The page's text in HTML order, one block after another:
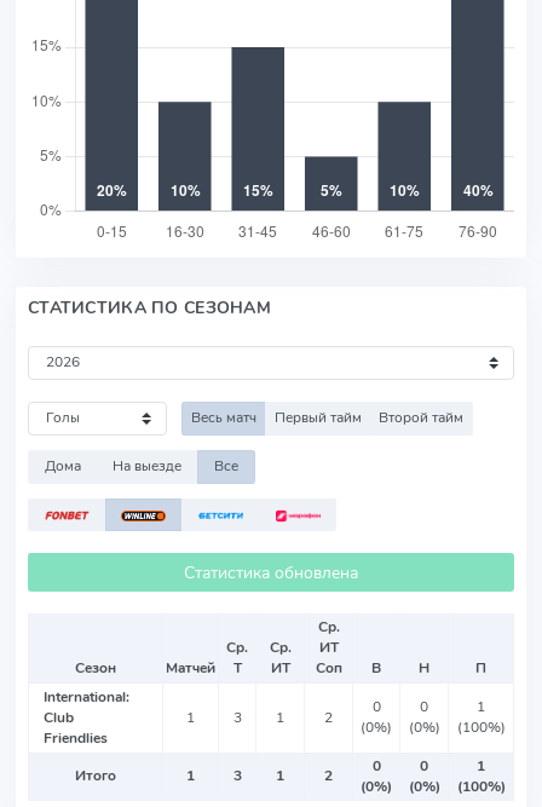
СТАТИСТИКА ПО СЕЗОНАМ
Весь матч Первый тайм Второй тайм
Дома На выезде Все
Статистика обновлена
Сезон Матчей
Ср.
Т
Ср.
ИТ
Ср.
ИТ
Соп
В Н
П
International:
Club
Friendlies
1 3 1 2
0
(0%)
0
(0%)
1
(100%)
Итого 1 3 1 2
0
(0%)
0
(0%)
1
(100%)